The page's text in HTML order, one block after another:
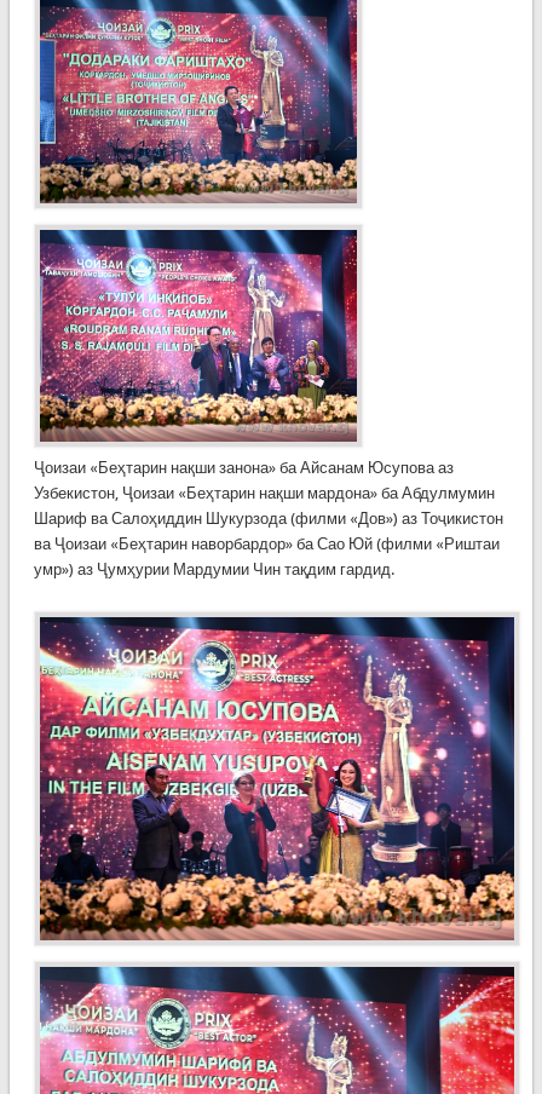
Ҷоизаи «Беҳтарин нақши занона» ба Айсанам Юсупова аз
Узбекистон, Ҷоизаи «Беҳтарин нақши мардона» ба Абдулмумин
Шариф ва Салоҳиддин Шукурзода (филми «Дов») аз Тоҷикистон
ва Ҷоизаи «Беҳтарин наворбардор» ба Сао Юй (филми «Риштаи
умр») аз Ҷумҳурии Мардумии Чин тақдим гардид.